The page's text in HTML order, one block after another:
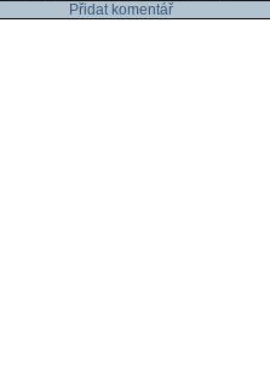
Přidat komentář